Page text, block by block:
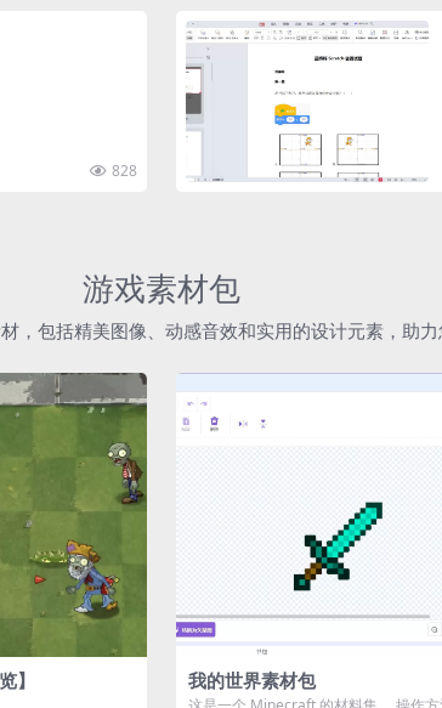
828
游戏素材包
，包括精美图像、动感音效和实用的设计元素，助力
】 我的世界素材包